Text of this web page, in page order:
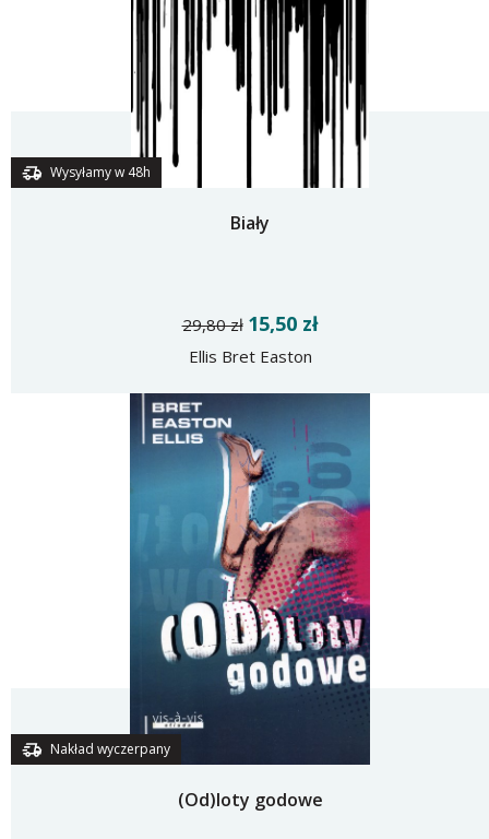
Wysyłamy w 48h
Biały
29,80 zł 15,50 zł
Ellis Bret Easton
Nakład wyczerpany
(Od)loty godowe